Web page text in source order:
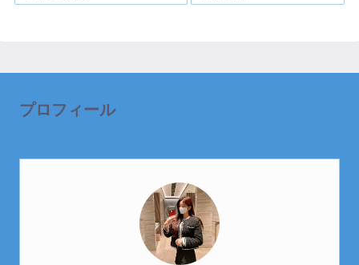
プロフィール